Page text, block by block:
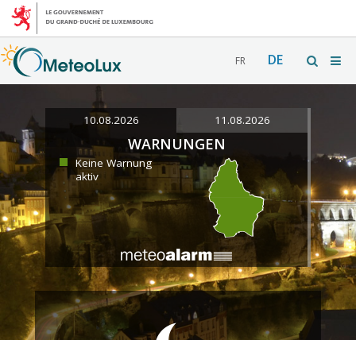
FR DE
10.08.2026 11.08.2026
WARNUNGEN
Keine Warnung
aktiv